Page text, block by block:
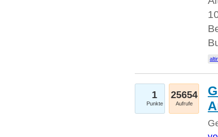
1
Punkte
25654
Aufrufe